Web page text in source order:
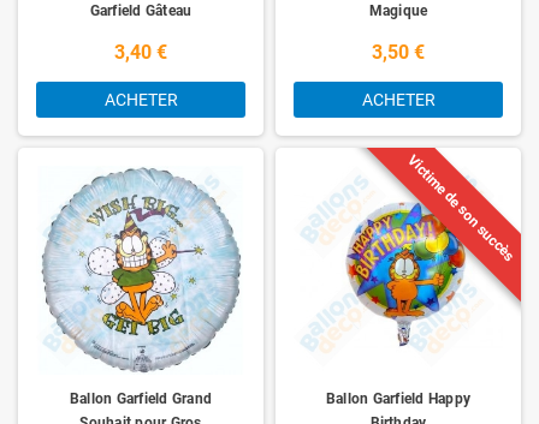
Garfield Gâteau
3,40 €
ACHETER
Magique
3,50 €
ACHETER
Ballon Garfield Grand
Victime de son succès
Ballon Garfield Happy